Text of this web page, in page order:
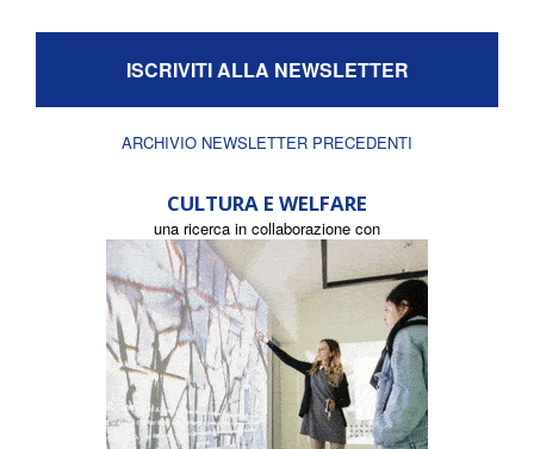
ISCRIVITI ALLA NEWSLETTER
ARCHIVIO NEWSLETTER PRECEDENTI
CULTURA E WELFARE
una ricerca in collaborazione con